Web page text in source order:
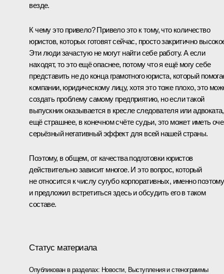
везде.
К чему это привело? Привело это к тому, что количество
юристов, которых готовят сейчас, просто закритично
Эти люди зачастую не могут найти себе работу. А если
находят, то это ещё опаснее, потому что я ещё могу себе
представить не до конца грамотного юриста, который
компании, юридическому лицу, хотя это тоже плохо, это
создать проблему самому предприятию, но если такой
выпускник оказывается в кресле следователя или адвоката,
ещё страшнее, в конечном счёте судьи, это может иметь
серьёзный негативный эффект для всей нашей страны.
Поэтому, в общем, от качества подготовки юристов
действительно зависит многое. И это вопрос, который
не относится к числу сугубо корпоративных, именно
и предложил встретиться здесь и обсудить его в таком
составе.
Статус материала
Опубликован в разделах: Новости, Выступления и стенограммы